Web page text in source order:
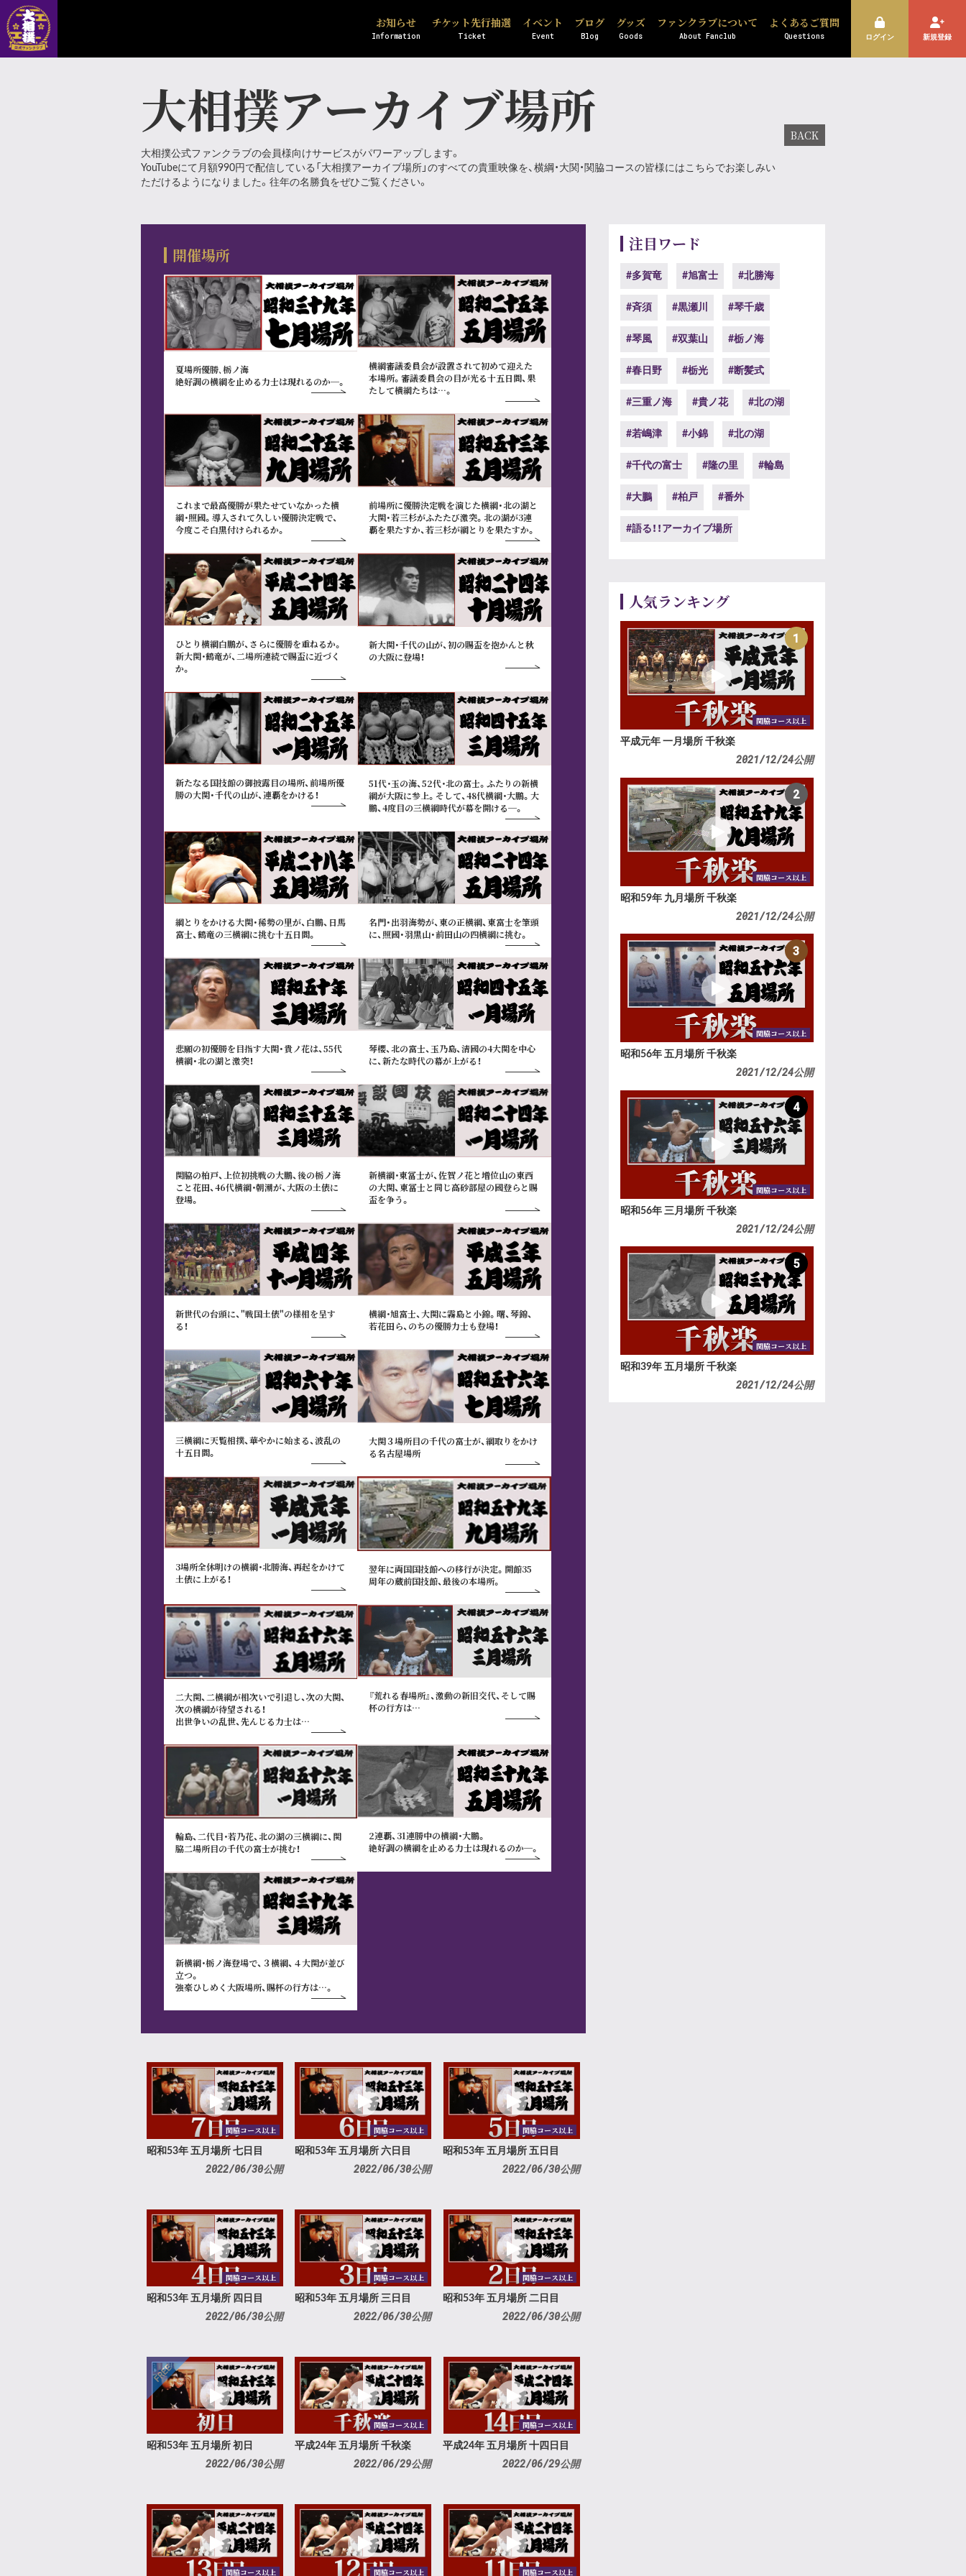
お知らせ
Information
チケット先行抽選
Ticket
イベント
Event
ブログ
Blog
グッズ
Goods
ファンクラブについて
About Fanclub
よくあるご質問
Questions ログイン 新規登録
大相撲アーカイブ場所 BACK
大相撲公式ファンクラブの会員様向けサービスがパワーアップします。
YouTubeにて月額990円で配信している「大相撲アーカイブ場所」のすべての貴重映像を、横綱・大関・関脇コースの皆様にはこちらでお楽しみい
ただけるようになりました。往年の名勝負をぜひご覧ください。
開催場所
夏場所優勝､栃ノ海
絶好調の横綱を止める力士は現れるのか─。
横綱審議委員会が設置されて初めて迎えた
本場所。審議委員会の目が光る十五日間、果
たして横綱たちは…。
これまで最高優勝が果たせていなかった横
綱･照國。導入されて久しい優勝決定戦で、
今度こそ白黒付けられるか。
前場所に優勝決定戦を演じた横綱・北の湖と
大関・若三杉がふたたび激突。北の湖が3連
覇を果たすか、若三杉が綱とりを果たすか。
ひとり横綱白鵬が、さらに優勝を重ねるか。
新大関･鶴竜が、二場所連続で賜盃に近づく
か。
新大関・千代の山が、初の賜盃を抱かんと秋
の大阪に登場！
新たなる国技館の御披露目の場所、前場所優
勝の大関・千代の山が、連覇をかける！
51代･玉の海、52代･北の富士。ふたりの新横
綱が大阪に参上。そして、48代横綱･大鵬。大
鵬、4度目の三横綱時代が幕を開ける─。
綱とりをかける大関・稀勢の里が、白鵬、日馬
富士、鶴竜の三横綱に挑む十五日間。
名門・出羽海勢が、東の正横綱、東富士を筆頭
に、照國・羽黒山・前田山の四横綱に挑む。
悲願の初優勝を目指す大関・貴ノ花は、55代
横綱・北の湖と激突！
琴櫻、北の富士、玉乃島、清國の4大関を中心
に、新たな時代の幕が上がる！
関脇の柏戸、上位初挑戦の大鵬、後の栃ノ海
こと花田、46代横綱･朝潮が、大阪の土俵に
登場。
新横綱･東冨士が、佐賀ノ花と増位山の東西
の大関、東冨士と同じ高砂部屋の國登らと賜
盃を争う。
新世代の台頭に、"戦国土俵"の様相を呈す
る！
横綱･旭富士、大関に霧島と小錦。曙、琴錦、
若花田ら、のちの優勝力士も登場！
三横綱に天覧相撲、華やかに始まる、波乱の
十五日間。
大関３場所目の千代の富士が、綱取りをかけ
る名古屋場所
3場所全休明けの横綱･北勝海、再起をかけて
土俵に上がる！
翌年に両国国技館への移行が決定。開館35
周年の蔵前国技館、最後の本場所。
二大関、二横綱が相次いで引退し、次の大関、
次の横綱が待望される！
出世争いの乱世、先んじる力士は…
『荒れる春場所』、激動の新旧交代、そして賜
杯の行方は…
輪島、二代目･若乃花、北の湖の三横綱に、関
脇二場所目の千代の富士が挑む！
2連覇、31連勝中の横綱･大鵬。
絶好調の横綱を止める力士は現れるのか─。
新横綱･栃ノ海登場で、３横綱、４大関が並び
立つ。
強豪ひしめく大阪場所、賜杯の行方は…。
関脇コース以上
昭和53年 五月場所 七日目
2022/06/30公開
関脇コース以上
昭和53年 五月場所 六日目
2022/06/30公開
関脇コース以上
昭和53年 五月場所 五日目
2022/06/30公開
関脇コース以上
昭和53年 五月場所 四日目
2022/06/30公開
関脇コース以上
昭和53年 五月場所 三日目
2022/06/30公開
関脇コース以上
昭和53年 五月場所 二日目
2022/06/30公開
昭和53年 五月場所 初日
2022/06/30公開
関脇コース以上
平成24年 五月場所 千秋楽
2022/06/29公開
関脇コース以上
平成24年 五月場所 十四日目
2022/06/29公開
関脇コース以上 関脇コース以上 関脇コース以上
注目ワード
#多賀竜 #旭富士 #北勝海
#斉須 #黒瀬川 #琴千歳
#琴風 #双葉山 #栃ノ海
#春日野 #栃光 #断髪式
#三重ノ海 #貴ノ花 #北の湖
#若嶋津 #小錦 #北の湖
#千代の富士 #隆の里 #輪島
#大鵬 #柏戸 #番外
#語る！！アーカイブ場所
人気ランキング
関脇コース以上
1
平成元年 一月場所 千秋楽
2021/12/24公開
関脇コース以上
2
昭和59年 九月場所 千秋楽
2021/12/24公開
関脇コース以上
3
昭和56年 五月場所 千秋楽
2021/12/24公開
関脇コース以上
4
昭和56年 三月場所 千秋楽
2021/12/24公開
関脇コース以上
5
昭和39年 五月場所 千秋楽
2021/12/24公開